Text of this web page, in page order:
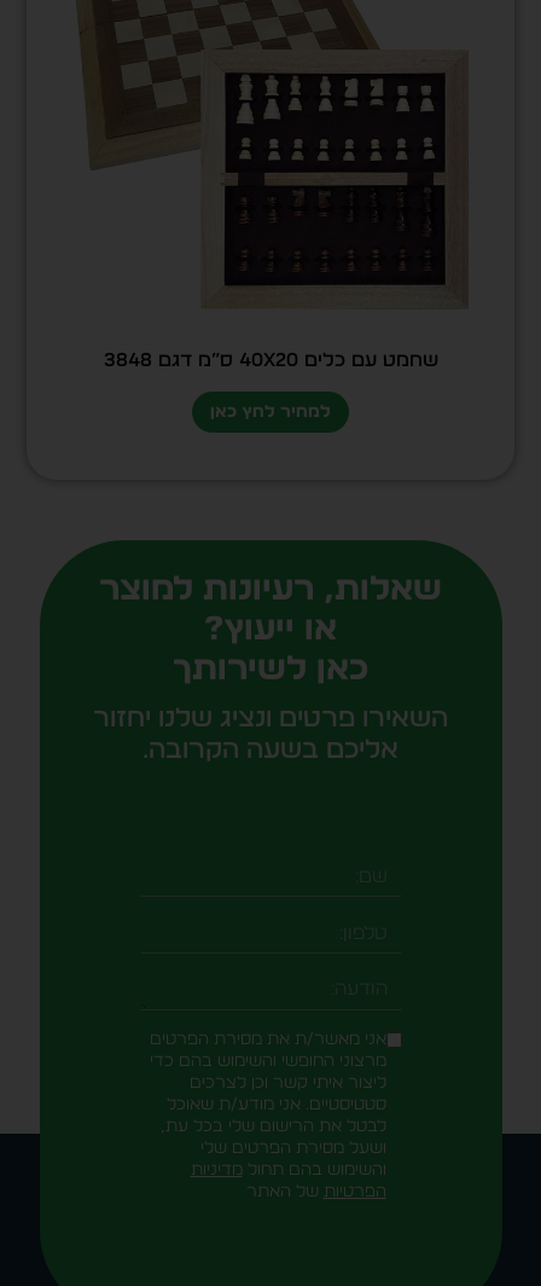
שחמט עם כלים 40X20 ס”מ דגם 3848
למחיר לחץ כאן
שאלות, רעיונות למוצר
או ייעוץ?
כאן לשירותך
השאירו פרטים ונציג שלנו יחזור
אליכם בשעה הקרובה.
שם
טלפון
הודעה
אני מאשר/ת את מסירת הפרטים
מרצוני החופשי והשימוש בהם כדי
ליצור איתי קשר וכן לצרכים
סטטיסטיים. אני מודע/ת שאוכל
לבטל את הרישום שלי בכל עת,
ושעל מסירת הפרטים שלי
והשימוש בהם תחול מדיניות
הפרטיות של האתר